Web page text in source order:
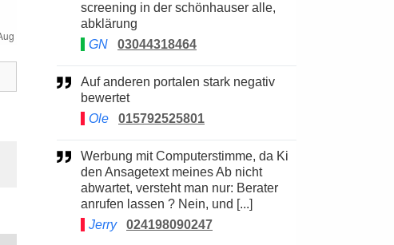
screening in der schönhauser alle,
abklärung
GN
03044318464
Auf anderen portalen stark negativ
bewertet
Ole
015792525801
Werbung mit Computerstimme, da Ki
den Ansagetext meines Ab nicht
abwartet, versteht man nur: Berater
anrufen lassen ? Nein, und [...]
Jerry
024198090247